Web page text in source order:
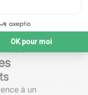
aide à réduire les
des
à un